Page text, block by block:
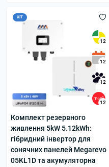
ХІТ
12
12
12
12
Комплект резервного
живлення 5kW 5.12kWh:
гібридний інвертор для
сонячних панелей Megarevo
05KL1D та акумуляторна